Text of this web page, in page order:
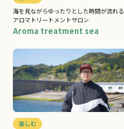
海を見ながらゆったりとした時間が流れる
アロマトリートメントサロン
Aroma treatment sea
楽しむ